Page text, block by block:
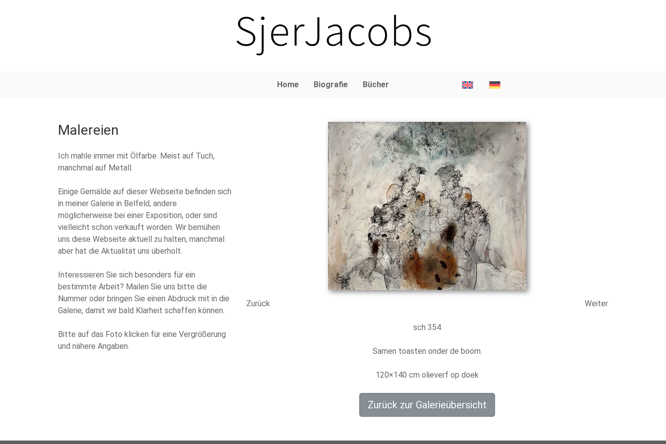
Home Biografie Bücher
Malereien
Ich mahle immer mit Ölfarbe. Meist auf Tuch,
manchmal auf Metall.
Einige Gemälde auf dieser Webseite befinden sich
in meiner Galerie in Belfeld, andere
möglicherweise bei einer Exposition, oder sind
vielleicht schon verkauft worden. Wir bemühen
uns diese Webseite aktuell zu halten, manchmal
aber hat die Aktualität uns überholt.
Interessieren Sie sich besonders für ein
bestimmte Arbeit? Mailen Sie uns bitte die
Nummer oder bringen Sie einen Abdruck mit in die
Galerie, damit wir bald Klarheit schaffen können.
Bitte auf das Foto klicken für eine Vergrößerung
und nähere Angaben.
Zurück Weiter
sch 354
Samen toasten onder de boom.
120×140 cm olieverf op doek
Zurück zur Galerieübersicht